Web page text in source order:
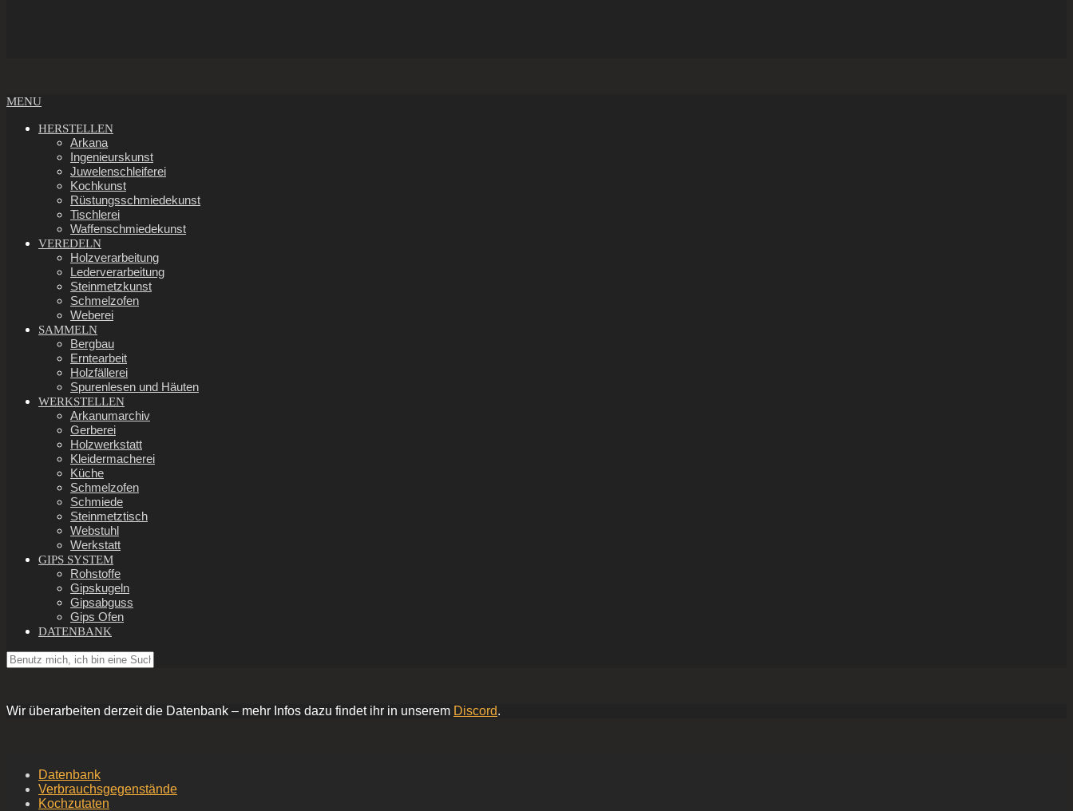
Secondary
Menu
MENU
HERSTELLEN
Arkana
Ingenieurskunst
Juwelenschleiferei
Kochkunst
Rüstungsschmiedekunst
Tischlerei
Waffenschmiedekunst
VEREDELN
Holzverarbeitung
Lederverarbeitung
Steinmetzkunst
Schmelzofen
Weberei
SAMMELN
Bergbau
Erntearbeit
Holzfällerei
Spurenlesen und Häuten
WERKSTELLEN
Arkanumarchiv
Gerberei
Holzwerkstatt
Kleidermacherei
Küche
Schmelzofen
Schmiede
Steinmetztisch
Webstuhl
Werkstatt
GIPS SYSTEM
Rohstoffe
Gipskugeln
Gipsabguss
Gips Ofen
DATENBANK
Wir überarbeiten derzeit die Datenbank – mehr Infos dazu findet ihr in unserem Discord.
Datenbank
Verbrauchsgegenstände
Kochzutaten